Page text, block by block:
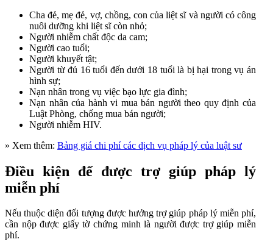
Cha đẻ, mẹ đẻ, vợ, chồng, con của liệt sĩ và người có công
nuôi dưỡng khi liệt sĩ còn nhỏ;
Người nhiễm chất độc da cam;
Người cao tuổi;
Người khuyết tật;
Người từ đủ 16 tuổi đến dưới 18 tuổi là bị hại trong vụ án
hình sự;
Nạn nhân trong vụ việc bạo lực gia đình;
Nạn nhân của hành vi mua bán người theo quy định của
Luật Phòng, chống mua bán người;
Người nhiễm HIV.
» Xem thêm: Bảng giá chi phí các dịch vụ pháp lý của luật sư
Điều kiện để được trợ giúp pháp lý
miễn phí
Nếu thuộc diện đối tượng được hưởng trợ giúp pháp lý miễn phí,
cần nộp được giấy tờ chứng minh là người được trợ giúp miễn
phí.